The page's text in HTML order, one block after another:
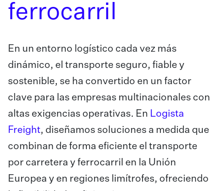
ferrocarril
En un entorno logístico cada vez más
dinámico, el transporte seguro, fiable y
sostenible, se ha convertido en un factor
clave para las empresas multinacionales con
altas exigencias operativas. En Logista
Freight, diseñamos soluciones a medida que
combinan de forma eficiente el transporte
por carretera y ferrocarril en la Unión
Europea y en regiones limítrofes, ofreciendo